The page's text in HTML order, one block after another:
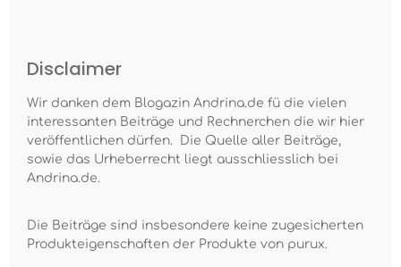
Disclaimer
Wir danken dem Blogazin Andrina.de fü die vielen
interessanten Beiträge und Rechnerchen die wir hier
veröffentlichen dürfen. Die Quelle aller Beiträge,
sowie das Urheberrecht liegt ausschliesslich bei
Andrina.de.
Die Beiträge sind insbesondere keine zugesicherten
Produkteigenschaften der Produkte von purux.